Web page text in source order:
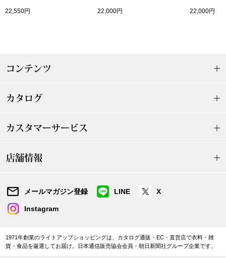
Salon de GRANDGRIS
ランド
集
【特集】
RUGLOG
22,550円 22,000円 22,000円
コンテンツ
カタログ
カスタマーサービス
店舗情報
メールマガジン登録 LINE X
Instagram
1971年創業のライトアップショッピングは、カタログ通販・EC・直営店で衣料・雑
貨・食品を厳選してお届け。日本通信販売協会会員・朝日新聞社グループ企業です。